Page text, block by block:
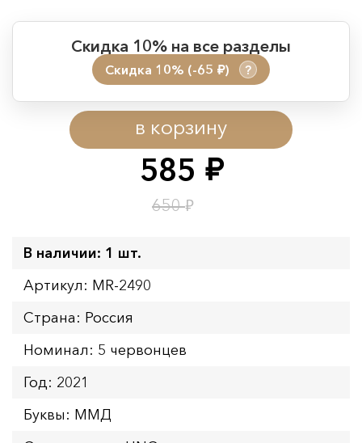
585 руб.
650₽
в корзину
Скидка 10% на все разделы
Скидка 10% (-65 руб.) ?
Период действия акции:
Начало:
08.08.2026 00:01
Окончание:
09.08.2026 23:59
Время до окончания:
В наличии: 1 шт.
Артикул: MR-2490
Страна: Россия
Номинал: 5 червонцев
Год: 2021
Буквы: ММД